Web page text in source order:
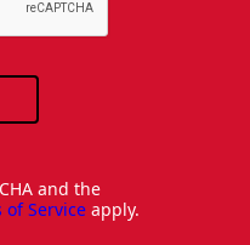
and the
of Service apply.